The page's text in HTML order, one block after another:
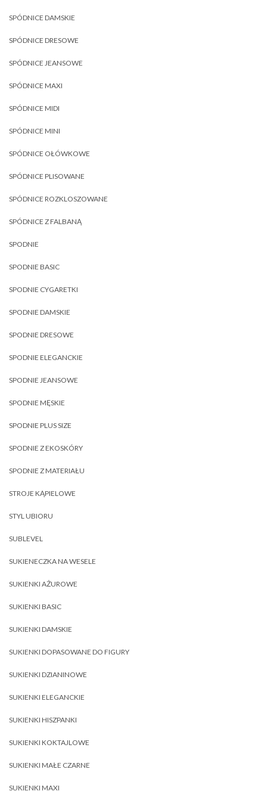
SPÓDNICE DAMSKIE
SPÓDNICE DRESOWE
SPÓDNICE JEANSOWE
SPÓDNICE MAXI
SPÓDNICE MIDI
SPÓDNICE MINI
SPÓDNICE OŁÓWKOWE
SPÓDNICE PLISOWANE
SPÓDNICE ROZKLOSZOWANE
SPÓDNICE Z FALBANĄ
SPODNIE
SPODNIE BASIC
SPODNIE CYGARETKI
SPODNIE DAMSKIE
SPODNIE DRESOWE
SPODNIE ELEGANCKIE
SPODNIE JEANSOWE
SPODNIE MĘSKIE
SPODNIE PLUS SIZE
SPODNIE Z EKOSKÓRY
SPODNIE Z MATERIAŁU
STROJE KĄPIELOWE
STYL UBIORU
SUBLEVEL
SUKIENECZKA NA WESELE
SUKIENKI AŻUROWE
SUKIENKI BASIC
SUKIENKI DAMSKIE
SUKIENKI DOPASOWANE DO FIGURY
SUKIENKI DZIANINOWE
SUKIENKI ELEGANCKIE
SUKIENKI HISZPANKI
SUKIENKI KOKTAJLOWE
SUKIENKI MAŁE CZARNE
SUKIENKI MAXI